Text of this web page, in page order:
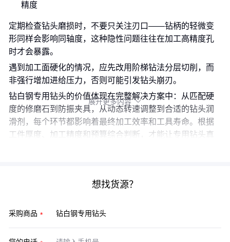
精度
定期检查钻头磨损时，不要只关注刃口——钻柄的轻微变
形同样会影响同轴度，这种隐性问题往往在加工高精度孔
时才会暴露。
遇到加工面硬化的情况，应先改用阶梯钻法分层切削，而
非强行增加进给压力，否则可能引发钻头崩刃。
钻白钢专用钻头的价值体现在完整解决方案中：从匹配硬
度的修磨石到防振夹具，从动态转速调整到合适的钻头润
滑剂，每个环节都影响着最终加工效率和工具寿命。根据
工件厚度、加工精度和预算综合判断，才能让专用钻头真
展开更多内容 
想找货源？
采购商品